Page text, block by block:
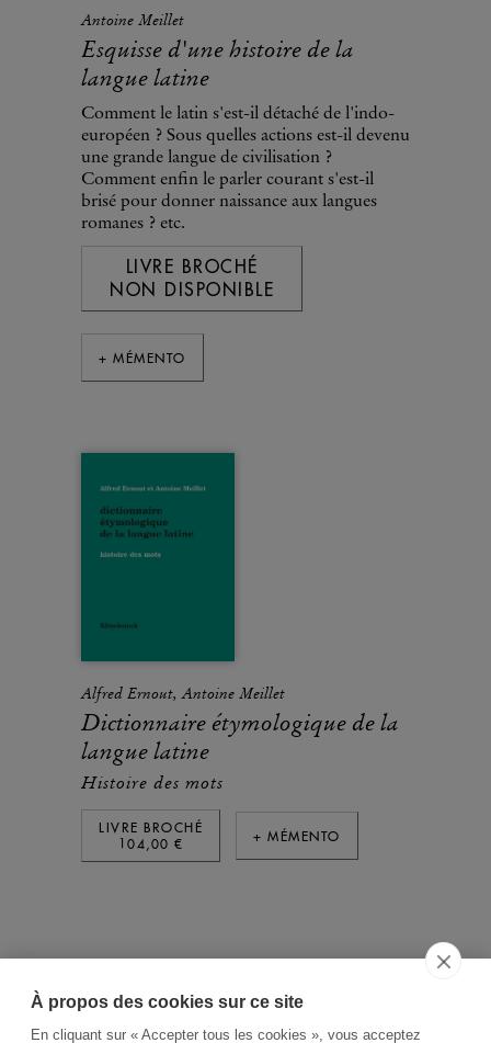
À propos des cookies sur ce site
En cliquant sur « Accepter tous les cookies », vous acceptez
Antoine Meillet
Esquisse d'une histoire de la
langue latine
Comment le latin s'est-il détaché de l'indo-
européen ? Sous quelles actions est-il devenu
une grande langue de civilisation ?
Comment enfin le parler courant s'est-il
brisé pour donner naissance aux langues
romanes ? etc.
LIVRE BROCHÉ
NON DISPONIBLE
+ MÉMENTO
Alfred Ernout, Antoine Meillet
Dictionnaire étymologique de la
langue latine
Histoire des mots
LIVRE BROCHÉ
104,00 €
+ MÉMENTO